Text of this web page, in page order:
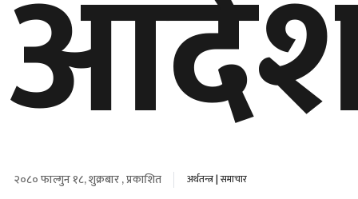
२०८० फाल्गुन १८, शुक्रबार , प्रकाशित अर्थतन्त्र|समाचार